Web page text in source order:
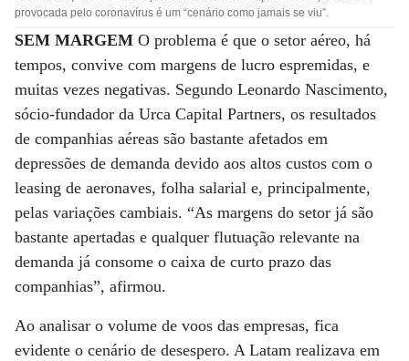
provocada pelo coronavírus é um “cenário como jamais se viu”.
SEM MARGEM O problema é que o setor aéreo, há
tempos, convive com margens de lucro espremidas, e
muitas vezes negativas. Segundo Leonardo Nascimento,
sócio-fundador da Urca Capital Partners, os resultados
de companhias aéreas são bastante afetados em
depressões de demanda devido aos altos custos com o
leasing de aeronaves, folha salarial e, principalmente,
pelas variações cambiais. “As margens do setor já são
bastante apertadas e qualquer flutuação relevante na
demanda já consome o caixa de curto prazo das
companhias”, afirmou.
Ao analisar o volume de voos das empresas, fica
evidente o cenário de desespero. A Latam realizava em